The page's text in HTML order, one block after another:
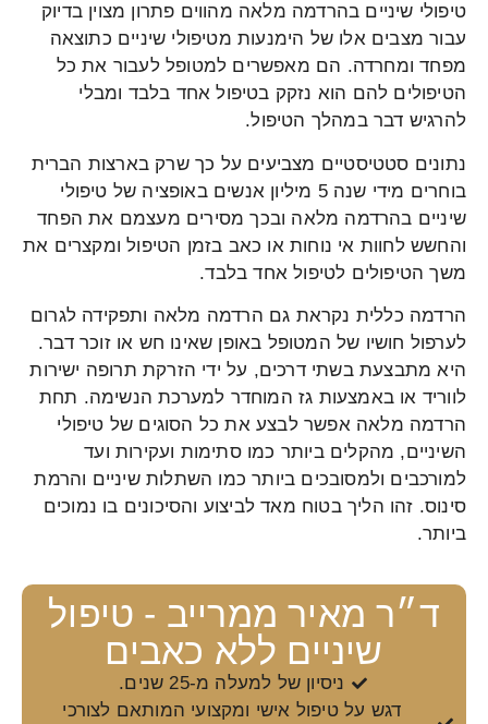
טיפולי שיניים בהרדמה מלאה מהווים פתרון מצוין בדיוק
עבור מצבים אלו של הימנעות מטיפולי שיניים כתוצאה
מפחד ומחרדה. הם מאפשרים למטופל לעבור את כל
הטיפולים להם הוא נזקק בטיפול אחד בלבד ומבלי
להרגיש דבר במהלך הטיפול.
נתונים סטטיסטיים מצביעים על כך שרק בארצות הברית
בוחרים מידי שנה 5 מיליון אנשים באופציה של טיפולי
שיניים בהרדמה מלאה ובכך מסירים מעצמם את הפחד
והחשש לחוות אי נוחות או כאב בזמן הטיפול ומקצרים את
משך הטיפולים לטיפול אחד בלבד.
הרדמה כללית נקראת גם הרדמה מלאה ותפקידה לגרום
לערפול חושיו של המטופל באופן שאינו חש או זוכר דבר.
היא מתבצעת בשתי דרכים, על ידי הזרקת תרופה ישירות
לווריד או באמצעות גז המוחדר למערכת הנשימה. תחת
הרדמה מלאה אפשר לבצע את כל הסוגים של טיפולי
השיניים, מהקלים ביותר כמו סתימות ועקירות ועד
למורכבים ולמסובכים ביותר כמו השתלות שיניים והרמת
סינוס. זהו הליך בטוח מאד לביצוע והסיכונים בו נמוכים
ביותר.
ד״ר מאיר ממרייב - טיפול
שיניים ללא כאבים
ניסיון של למעלה מ-25 שנים.
דגש על טיפול אישי ומקצועי המותאם לצורכי